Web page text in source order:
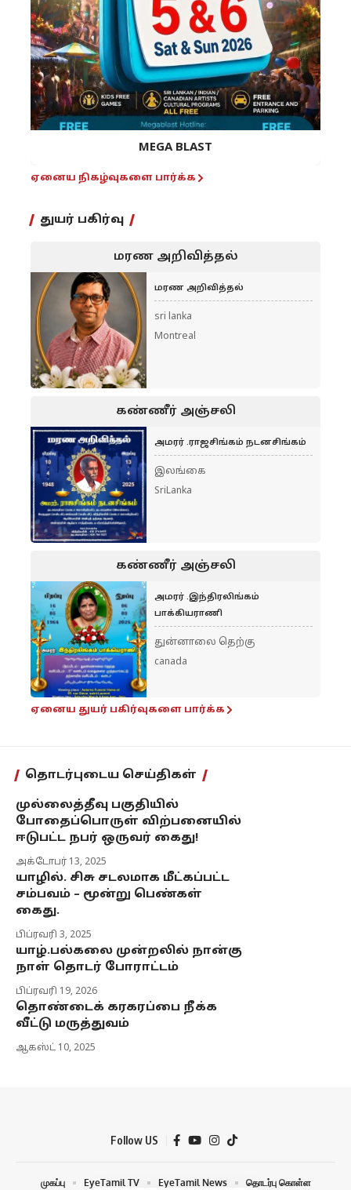
MEGA BLAST
ஏனைய நிகழ்வுகளை பார்க்க
துயர் பகிர்வு
மரண அறிவித்தல்
மரண அறிவித்தல்
sri lanka
Montreal
கண்ணீர் அஞ்சலி
அமரர் .ராஜசிங்கம் நடனசிங்கம்
இலங்கை
SriLanka
கண்ணீர் அஞ்சலி
அமரர் .இந்திரலிங்கம்
பாக்கியராணி
துன்னாலை தெற்கு
canada
ஏனைய துயர் பகிர்வுகளை பார்க்க
தொடர்புடைய செய்திகள்
முல்லைத்தீவு பகுதியில்
போதைப்பொருள் விற்பனையில்
ஈடுபட்ட நபர் ஒருவர் கைது!
அக்டோபர் 13, 2025
யாழில். சிசு சடலமாக மீட்கப்பட்ட
சம்பவம் – மூன்று பெண்கள்
கைது.
பிப்ரவரி 3, 2025
யாழ்.பல்கலை முன்றலில் நான்கு
நாள் தொடர் போராட்டம்
பிப்ரவரி 19, 2026
தொண்டைக் கரகரப்பை நீக்க
வீட்டு மருத்துவம்
ஆகஸ்ட் 10, 2025
Follow US
முகப்பு EyeTamil TV EyeTamil News தொடர்பு கொள்ள